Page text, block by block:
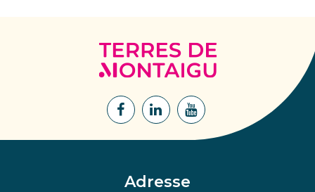
Terres
de
Montaigu
Lien
Facebook
Lien
Lien
Adresse